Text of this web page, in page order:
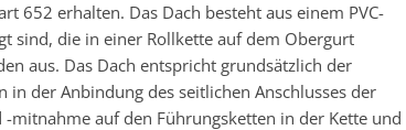
652 erhalten. Das Dach besteht aus einem PVC-
sind, die in einer Rollkette auf dem Obergurt
aus. Das Dach entspricht grundsätzlich der
der Anbindung des seitlichen Anschlusses der
mitnahme auf den Führungsketten in der Kette und